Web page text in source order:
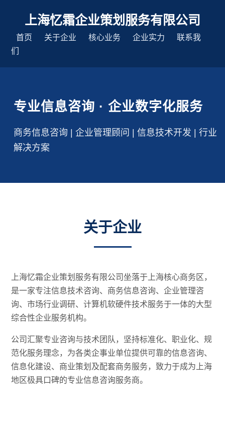
上海忆霜企业策划服务有限公司
首页 关于企业 核心业务 企业实力
联系我
们
专业信息咨询 · 企业数字化服务
商务信息咨询 | 企业管理顾问 | 信息技术开发 | 行业
解决方案
关于企业
上海忆霜企业策划服务有限公司坐落于上海核心商务区，
是一家专注信息技术咨询、商务信息咨询、企业管理咨
询、市场行业调研、计算机软硬件技术服务于一体的大型
综合性企业服务机构。
公司汇聚专业咨询与技术团队，坚持标准化、职业化、规
范化服务理念，为各类企事业单位提供可靠的信息咨询、
信息化建设、商业策划及配套商务服务，致力于成为上海
地区极具口碑的专业信息咨询服务商。